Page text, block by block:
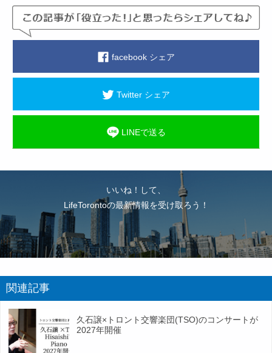
facebook シェア
Twitter シェア
LINEで送る
いいね！して、
LifeTorontoの最新情報を受け取ろう！
関連記事
久石譲×トロント交響楽団(TSO)のコンサートが
2027年開催